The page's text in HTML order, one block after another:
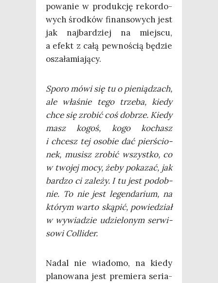
po­wa­nie w pro­duk­cję rekor­do­
wych środ­ków finan­so­wych jest
jak naj­bar­dziej na miej­scu,
a efekt z całą pew­no­ścią będzie
oszałamiający.
Spo­ro mówi się tu o pie­nią­dzach,
ale wła­śnie tego trze­ba, kie­dy
chce się zro­bić coś dobrze. Kie­dy
masz kogoś, kogo kochasz
i chcesz tej oso­bie dać pier­ścio­
nek, musisz zro­bić wszyst­ko, co
w two­jej mocy, żeby poka­zać, jak
bar­dzo ci zale­ży. I tu jest podob­
nie. To nie jest legen­da­rium, na
któ­rym war­to ską­pić, powie­dział
w wywia­dzie udzie­lo­nym ser­wi­
so­wi Collider.
Nadal nie wia­do­mo, na kie­dy
pla­no­wa­na jest pre­mie­ra seria­